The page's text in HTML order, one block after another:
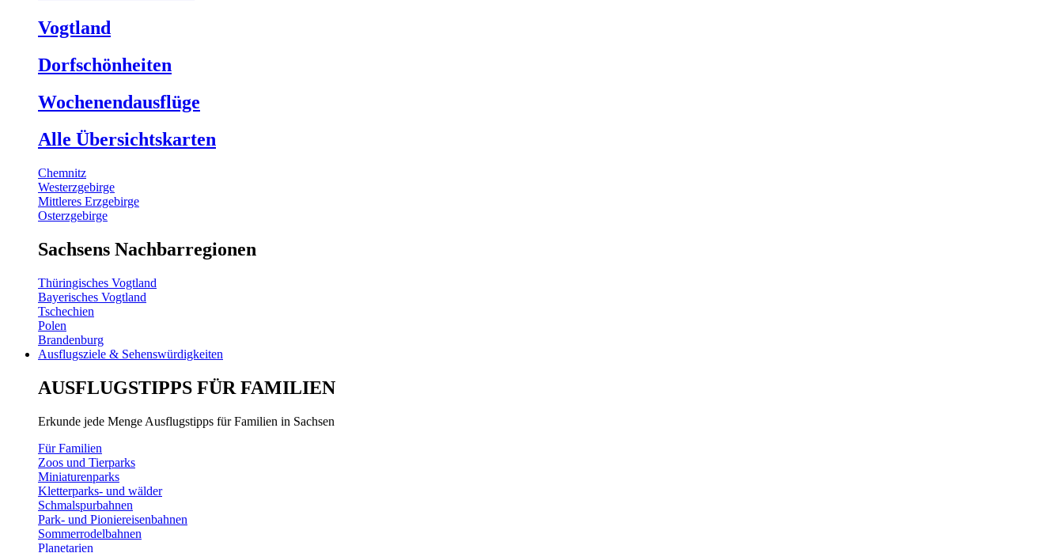
Vogtland
Dorfschönheiten
Wochenendausflüge
Alle Übersichtskarten
Chemnitz
Westerzgebirge
Mittleres Erzgebirge
Osterzgebirge
Sachsens Nachbarregionen
Thüringisches Vogtland
Bayerisches Vogtland
Tschechien
Polen
Brandenburg
Ausflugsziele & Sehenswürdigkeiten
AUSFLUGSTIPPS FÜR FAMILIEN
Erkunde jede Menge Ausflugstipps für Familien in Sachsen
Für Familien
Zoos und Tierparks
Miniaturenparks
Kletterparks- und wälder
Schmalspurbahnen
Park- und Pioniereisenbahnen
Sommerrodelbahnen
Planetarien